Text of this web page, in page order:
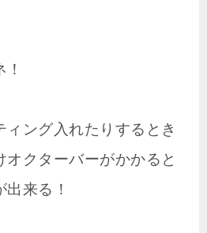
ィング入れたりするとき
オクターバーがかかると
来る！